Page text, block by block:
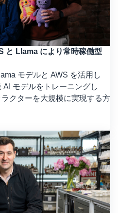
と Llama により常時稼働型
モデルと AWS を活用し
モデルをトレーニングし
クターを大規模に実現する方